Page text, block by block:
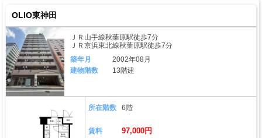
OLIO東神田
ＪＲ山手線秋葉原駅徒歩7分
ＪＲ京浜東北線秋葉原駅徒歩7分
築年月
2002年08月
建物階数
13階建
所在階数 6階
賃料 97,000円